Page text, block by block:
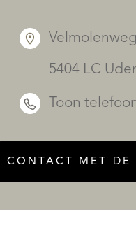
5404 LC
Toon
CONTACT MET DE